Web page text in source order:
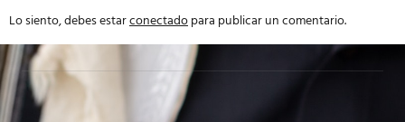
Lo siento, debes estarconectadopara publicar un comentario.